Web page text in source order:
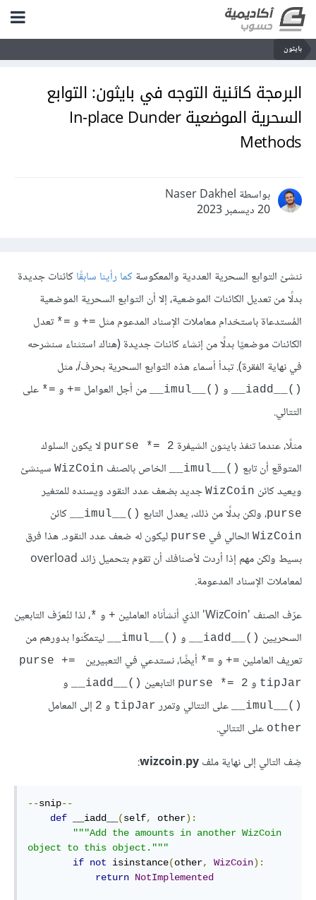
بايثون
البرمجة كائنية التوجه في بايثون: التوابع
السحرية الموضعية In-place Dunder
Methods
بواسطة Naser Dakhel
20 ديسمبر 2023
ننشئ التوابع السحرية العددية والمعكوسةكما رأينا سابقًاكائنات جديدة
بدلًا من تعديل الكائنات الموضعية، إلا أن التوابع السحرية الموضعية
المُستدعاة باستخدام معاملات الإسناد المدعوم مثل =+ و =* تعدل
الكائنات موضعيًا بدلًا من إنشاء كائنات جديدة (هناك استثناء سنشرحه
في نهاية الفقرة). تبدأ أسماء هذه التوابع السحرية بحرفi، مثل
()__iadd__ و ()__imul__ من أجل العوامل =+ و =* على
التتالي.
مثلًا، عندما تنفذ بايثون الشيفرة purse *= 2 لا يكون السلوك
المتوقع أن تابع ()__imul__ الخاص بالصنف WizCoin سينشئ
ويعيد كائن WizCoin جديد بضعف عدد النقود ويسنده للمتغير
purse، ولكن بدلًا من ذلك، يعدل التابع ()__imul__ كائن
WizCoin الحالي في purse ليكون له ضعف عدد النقود. هذا فرق
بسيط ولكن مهم إذا أردت لأصنافك أن تقوم بتحميل زائد overload
لمعاملات الإسناد المدعومة.
عرّف الصنف 'WizCoin' الذي أنشأناه العاملين
+ و *، لذا لنُعرّف التابعين
السحريين ()__iadd__ و ()__imul__
ليتمكّنوا بدورهم من
تعريف العاملين =+ و =* أيضًا، نستدعي في التعبيرين
purse +=
tipJar و purse *= 2 التابعين ()__iadd__ و
()__imul__ على التتالي وتمرر tipJar و 2 إلى المعامل
other على التتالي.
ضِف التالي إلى نهاية ملفwizcoin.py
:
--snip--
def __iadd__ (self, other):
"""Add the amounts in another WizCoin
object to this object."""
if not isinstance(other, WizCoin):
return NotImplemented